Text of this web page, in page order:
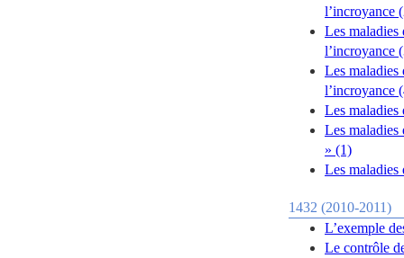
l’incroyance
Les maladies
l’incroyance
Les maladies
l’incroyance
Les maladies
Les maladies
» (1)
Les
1432 (2010-2011)
L’exemple
Le contrôle